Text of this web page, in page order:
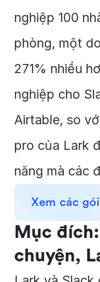
nghiệp 100
phòng, một
271% nhiều
nghiệp cho
Airtable, so
pro của Lark
năng mà các
Xem các
Mục
chuyện,